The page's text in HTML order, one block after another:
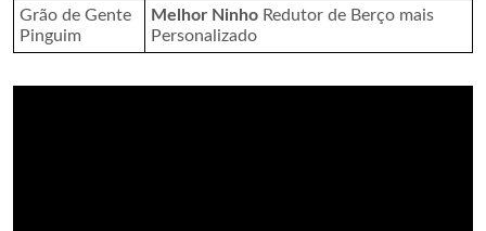
Grão de Gente
Pinguim
Melhor Ninho Redutor de Berço mais
Personalizado